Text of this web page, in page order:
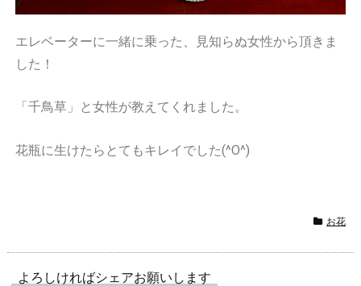
エレベーターに一緒に乗った、見知らぬ女性から頂きま
した！
「千鳥草」と女性が教えてくれました。
花瓶に生けたらとてもキレイでした(^O^)
お花
よろしければシェアお願いします